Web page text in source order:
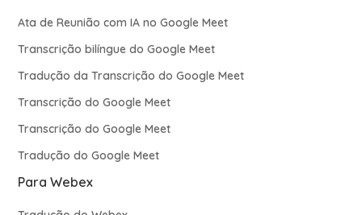
Ata de Reunião com IA no Google Meet
Transcrição bilíngue do Google Meet
Tradução da Transcrição do Google Meet
Transcrição do Google Meet
Transcrição do Google Meet
Tradução do Google Meet
Para Webex